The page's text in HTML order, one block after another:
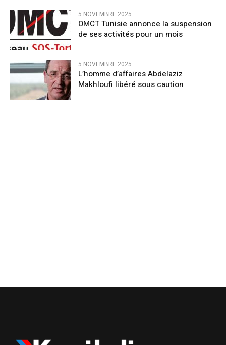
5 NOVEMBRE 2025
OMCT Tunisie annonce la suspension
de ses activités pour un mois
5 NOVEMBRE 2025
L’homme d’affaires Abdelaziz
Makhloufi libéré sous caution